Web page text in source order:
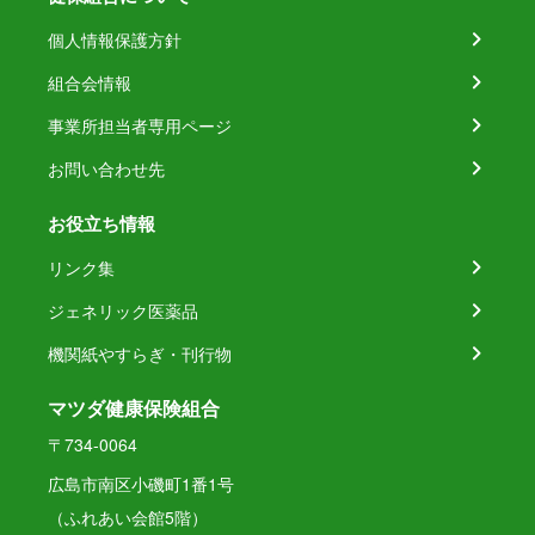
個人情報保護方針
組合会情報
事業所担当者専用ページ
お問い合わせ先
お役立ち情報
リンク集
ジェネリック医薬品
機関紙やすらぎ・刊行物
マツダ健康保険組合
〒734-0064
広島市南区小磯町1番1号
（ふれあい会館5階）